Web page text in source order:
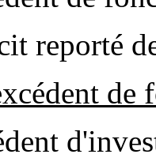
reporté
de